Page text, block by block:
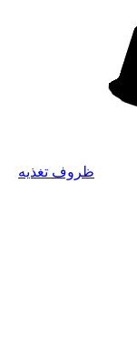
ظروف تغذیه